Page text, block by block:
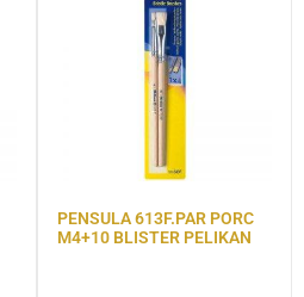
PENSULA 613F.PAR PORC
M4+10 BLISTER PELIKAN